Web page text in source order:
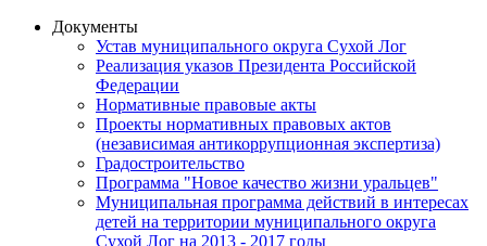
Документы
Устав муниципального округа Сухой Лог
Реализация указов Президента Российской
Федерации
Нормативные правовые акты
Проекты нормативных правовых актов
(независимая антикоррупционная экспертиза)
Градостроительство
Программа "Новое качество жизни уральцев"
Муниципальная программа действий в интересах
детей на территории муниципального округа
Сухой Лог на 2013 - 2017 годы